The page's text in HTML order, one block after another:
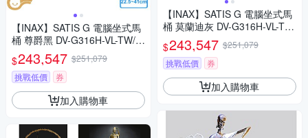
【INAX】SATIS G 電腦坐式馬
桶 尊爵黑 DV-G316H-VL-TW/B
KG+YBC-G30H-TW/BKG〈不
含安裝〉
$243,547 $251,079
挑戰低價
券
加入購物車
【INAX】SATIS G 電腦坐式馬
桶 莫蘭迪灰 DV-G316H-VL-T
W/GYG+YBC-G30H-TW/GYG
〈不含安裝〉
$243,547 $251,079
挑戰低價
券
加入購物車